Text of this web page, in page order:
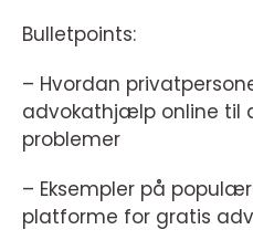
Bulletpoints:
– Hvordan
advokathjælp online til
problemer
– Eksempler på
platforme for gratis